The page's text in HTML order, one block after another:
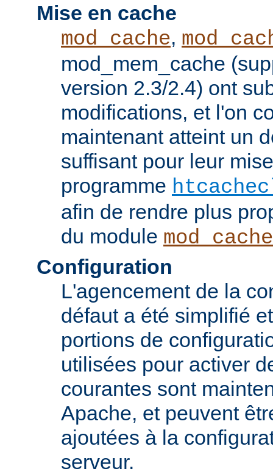
Mise en cache
mod_cache,
mod_mem_cache
version 2.3/2.4) ont
modifications, et l'on
maintenant atteint un
suffisant pour leur
programme
afin de rendre plus
du module
Configuration
L'agencement de la
défaut a été simplifié
portions de
utilisées pour activer
courantes sont
Apache, et peuvent
ajoutées à la
serveur.